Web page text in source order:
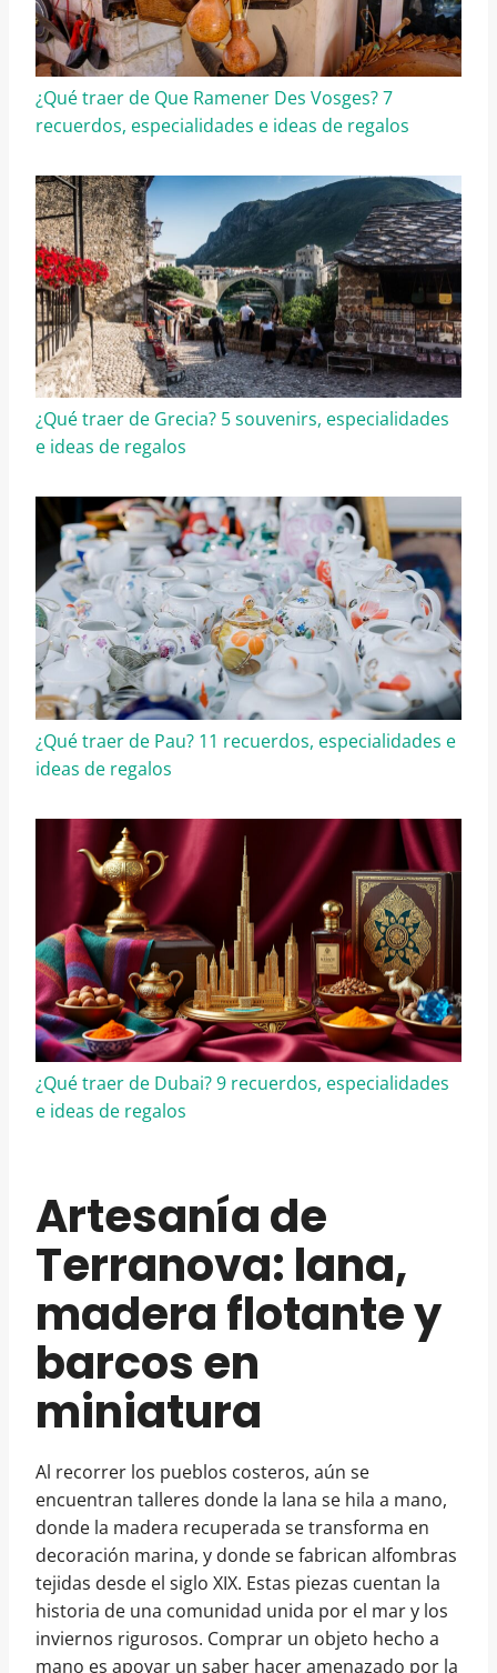
¿Qué traer de Que Ramener Des Vosges? 7
recuerdos, especialidades e ideas de regalos
¿Qué traer de Grecia? 5 souvenirs, especialidades
e ideas de regalos
¿Qué traer de Pau? 11 recuerdos, especialidades e
ideas de regalos
¿Qué traer de Dubai? 9 recuerdos, especialidades
e ideas de regalos
Artesanía de
Terranova: lana,
madera flotante y
barcos en
miniatura
Al recorrer los pueblos costeros, aún se
encuentran talleres donde la lana se hila a mano,
donde la madera recuperada se transforma en
decoración marina, y donde se fabrican alfombras
tejidas desde el siglo XIX. Estas piezas cuentan la
historia de una comunidad unida por el mar y los
inviernos rigurosos. Comprar un objeto hecho a
mano es apoyar un saber hacer amenazado por la